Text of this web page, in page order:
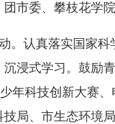
市委、攀枝花学
认真落实国家科
浸式学习。鼓励
年科技创新大赛
局、市生态环境